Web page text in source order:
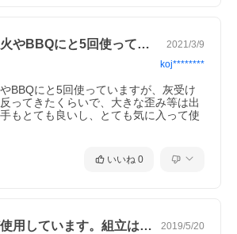
やBBQにと5回使って… 2021/3/9
koj********
BBQにと5回使っていますが、灰受け
ってきたくらいで、大きな歪み等は出
もとても良いし、とても気に入って使
いいね 0
３人で４回ほど使用しています。組立は簡… 2019/5/20